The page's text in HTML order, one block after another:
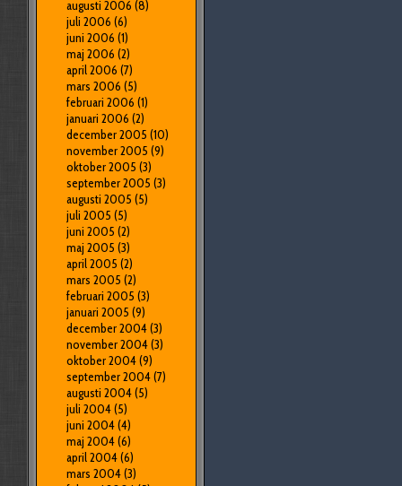
augusti 2006 (8)
juli 2006 (6)
juni 2006 (1)
maj 2006 (2)
april 2006 (7)
mars 2006 (5)
februari 2006 (1)
januari 2006 (2)
december 2005 (10)
november 2005 (9)
oktober 2005 (3)
september 2005 (3)
augusti 2005 (5)
juli 2005 (5)
juni 2005 (2)
maj 2005 (3)
april 2005 (2)
mars 2005 (2)
februari 2005 (3)
januari 2005 (9)
december 2004(3)
november 2004(3)
oktober 2004(9)
september 2004(7)
augusti 2004(5)
juli 2004(5)
juni 2004(4)
maj 2004(6)
april 2004(6)
mars 2004(3)